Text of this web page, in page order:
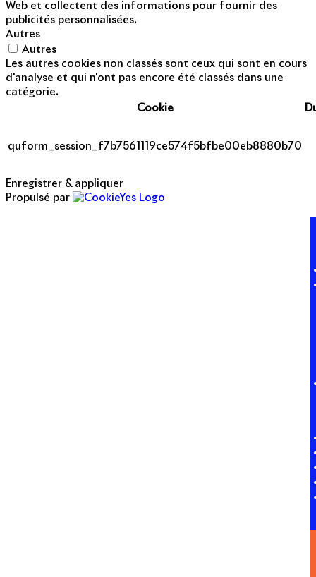
Web et collectent des informations pour fournir des
publicités personnalisées.
Autres
Autres
Les autres cookies non classés sont ceux qui sont en cours
d'analyse et qui n'ont pas encore été classés dans une
catégorie.
Cookie
quform_session_f7b7561119ce574f5bfbe00eb8880b70
Enregistrer & appliquer
Propulsé par